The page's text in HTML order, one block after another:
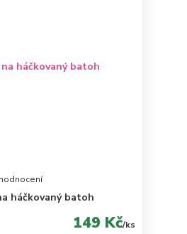
háčkovaný batoh
149 Kč/ks